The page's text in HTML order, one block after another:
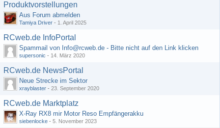
Produktvorstellungen
Aus Forum abmelden
Tamiya Driver - 1. April 2025
RCweb.de InfoPortal
Spammail von Info@rcweb.de - Bitte nicht auf den Link klicken
supersonic - 14. März 2020
RCweb.de NewsPortal
Neue Strecke im Sektor
xrayblaster - 23. September 2020
RCweb.de Marktplatz
X-Ray RX8 mir Motor Reso Empfängerakku
siebenlocke - 5. November 2023